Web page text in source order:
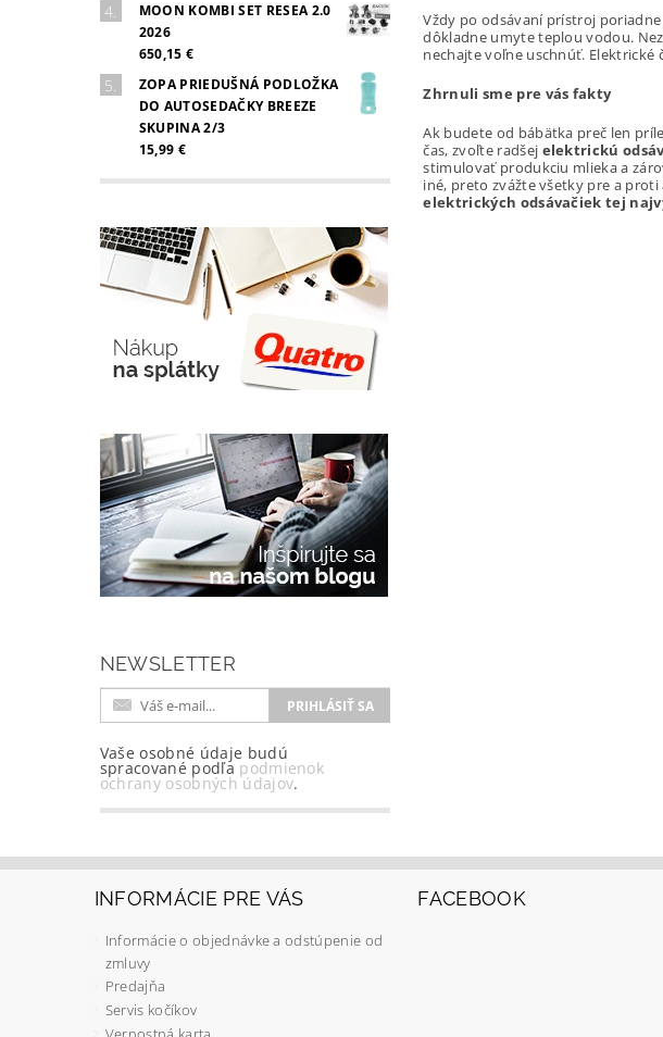
MOON KOMBI SET RESEA 2.0
2026
650,15 €
ZOPA PRIEDUŠNÁ PODLOŽKA
DO AUTOSEDAČKY BREEZE
SKUPINA 2/3
15,99 €
NEWSLETTER
Vaše osobné údaje budú
spracované podľa podmienok
ochrany osobných údajov.
Vždy po odsávaní prístroj
dôkladne umyte teplou vodou.
nechajte voľne uschnúť. Elektrické
Zhrnuli sme pre vás fakty
Ak budete od bábätka preč len
čas, zvoľte radšej elektrickú
stimulovať produkciu mlieka a
iné, preto zvážte všetky pre a
elektrických odsávačiek tej
INFORMÁCIE PRE VÁS
Informácie o objednávke a odstúpenie od
zmluvy
Predajňa
Servis kočíkov
FACEBOOK